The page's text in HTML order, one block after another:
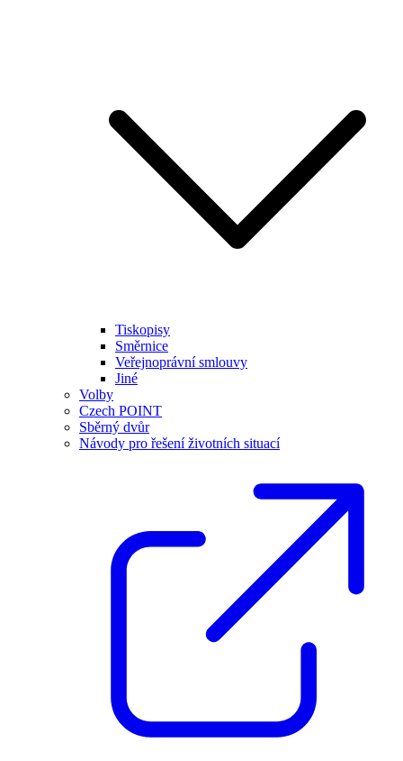
Tiskopisy
Směrnice
Veřejnoprávní smlouvy
Jiné
Volby
Czech POINT
Sběrný dvůr
Návody pro řešení životních situací